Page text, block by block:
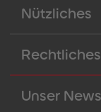
Nützliches
Rechtliches
Unser